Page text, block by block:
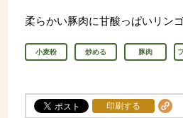
柔らかい豚肉に甘酸っぱいリン
小麦粉 炒める 豚肉
印刷する